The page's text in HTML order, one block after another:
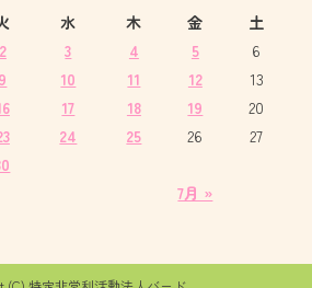
水 木 金 土
7月 »
2 3 4 5
6
9 10 11 12
13
17 18 19
20
24 25 26
27